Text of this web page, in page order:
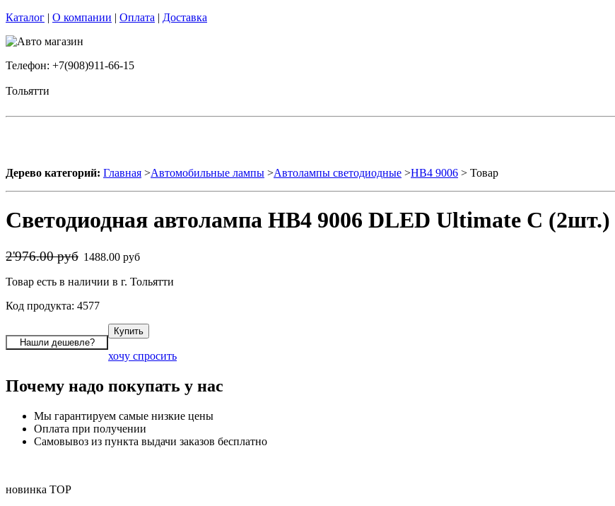
Каталог | О компании | Оплата | Доставка
Телефон: +7(908)911-66-15
Тольятти
Дерево категорий: Главная >Автомобильные лампы >Автолампы светодиодные >HB4 9006 > Товар
Светодиодная автолампа HB4 9006 DLED Ultimate C (2шт.)
2'976.00 руб 1488.00 руб
Товар есть в наличии в г. Тольятти
Код продукта: 4577
хочу спросить
Почему надо покупать у нас
Мы гарантируем самые низкие цены
Оплата при получении
Самовывоз из пункта выдачи заказов бесплатно
новинка TOP